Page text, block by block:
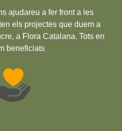
ajudareu a fer front a les
els projectes que duem a
a Flora Catalana. Tots en
beneficiats